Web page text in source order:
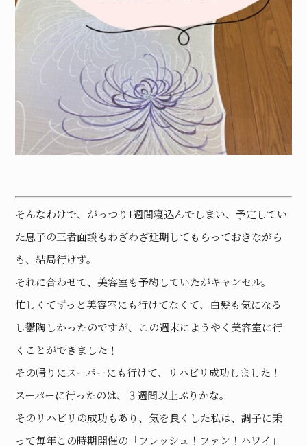
そんなわけで、がっつり1週間寝込んでしまい、予定してい
た息子の三者面談もわざわざ延期してもらっておきながら
も、結局行けず。
それに合わせて、美容室も予約していたがキャンセル。
忙しくてずっと美容室にも行けてなくて、白髪も気になる
し鬱陶しかったのですが、この週末にようやく美容室に行
くことができました！
その帰りにスーパーにも行けて、リハビリ成功しました！
スーパーに行ったのは、３週間以上ぶりかな。
そのリハビリの成功もあり、気を良くした私は、調子に乗
って毎年この時期開催の「フレッシュ！ファン！ハワイ」